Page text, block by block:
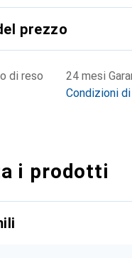
prezzo
di reso
24 mesi
Condizioni
i prodotti